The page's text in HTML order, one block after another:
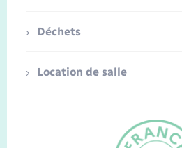
Déchets
Location de salle